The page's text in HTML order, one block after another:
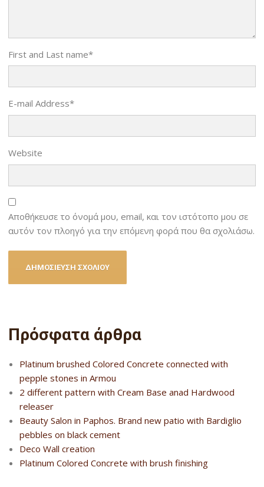
First and Last name*
E-mail Address*
Website
Αποθήκευσε το όνομά μου, email, και τον ιστότοπο μου σε
αυτόν τον πλοηγό για την επόμενη φορά που θα σχολιάσω.
Πρόσφατα άρθρα
Platinum brushed Colored Concrete connected with
pepple stones in Armou
2 different pattern with Cream Base anad Hardwood
releaser
Beauty Salon in Paphos. Brand new patio with Bardiglio
pebbles on black cement
Deco Wall creation
Platinum Colored Concrete with brush finishing